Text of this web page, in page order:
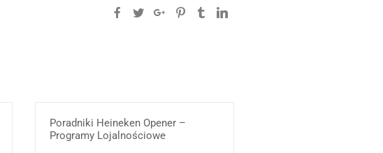
Poradniki Heineken Opener –
Programy Lojalnościowe